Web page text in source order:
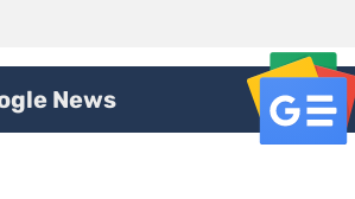
News